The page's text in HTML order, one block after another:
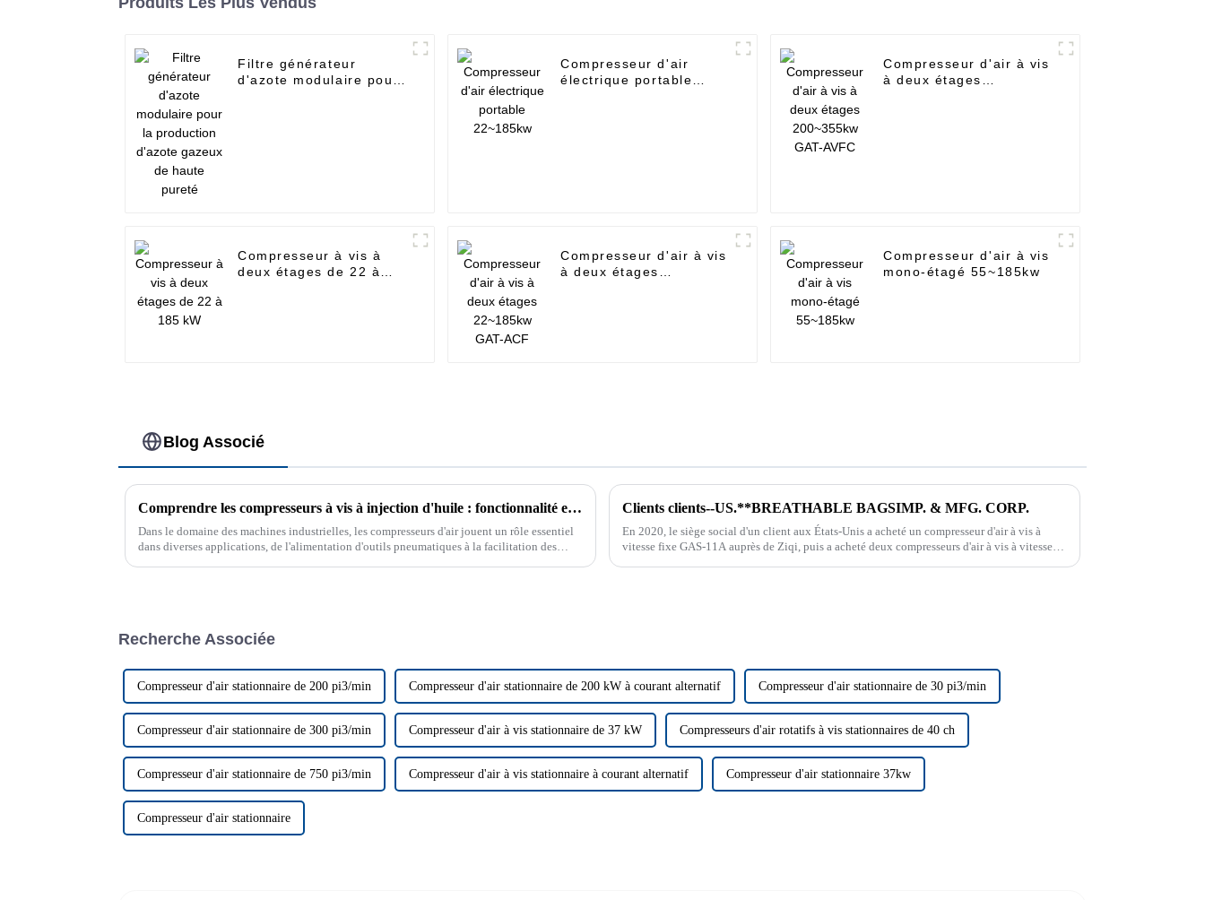
Filtre générateur
d'azote modulaire pour
Compresseur d'air
électrique portable
Compresseur d'air à vis
à deux étages
Compresseur à vis à
deux étages de 22 à
Compresseur d'air à vis
à deux étages
Compresseur d'air à vis
mono-étagé 55~185kw
Blog Associé
Comprendre les compresseurs à vis à injection d'huile : fonctionnalité et objectif
Dans le domaine des machines industrielles, les compresseurs d'air jouent un rôle essentiel
dans diverses applications, de l'alimentation d'outils pneumatiques à la facilitation des
Clients clients--US.**BREATHABLE BAGSIMP. & MFG. CORP.
En 2020, le siège social d'un client aux États-Unis a acheté un compresseur d'air à vis à
vitesse fixe GAS-11A auprès de Ziqi, puis a acheté deux compresseurs d'air à vis à vitesse
Recherche Associée
Compresseur d'air stationnaire de 200 pi3/min Compresseur d'air stationnaire de 200 kW à courant alternatif Compresseur d'air stationnaire de 30 pi3/min
Compresseur d'air stationnaire de 300 pi3/min Compresseur d'air à vis stationnaire de 37 kW Compresseurs d'air rotatifs à vis stationnaires de 40 ch
Compresseur d'air stationnaire de 750 pi3/min Compresseur d'air à vis stationnaire à courant alternatif Compresseur d'air stationnaire 37kw
Compresseur d'air stationnaire